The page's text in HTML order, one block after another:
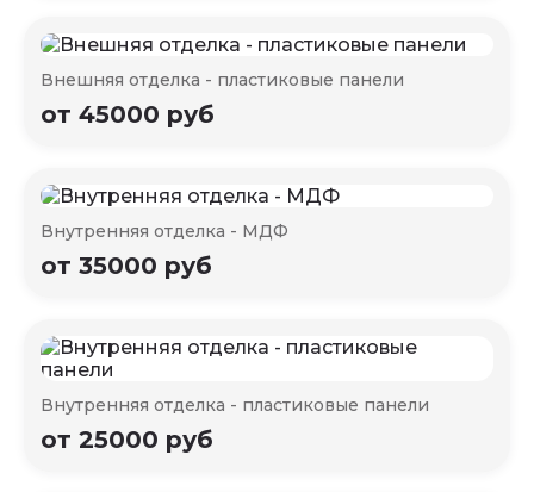
Внешняя отделка - пластиковые панели
от 45000 руб
Внутренняя отделка - МДФ
от 35000 руб
Внутренняя отделка - пластиковые панели
от 25000 руб